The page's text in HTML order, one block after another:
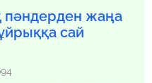
жаңа
сай